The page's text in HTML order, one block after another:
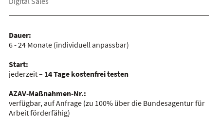
Dauer:
6 - 24 Monate(individuell anpassbar)
Start:
jederzeit – 14 Tage kostenfrei testen
AZAV-Maßnahmen-Nr.:
verfügbar, auf Anfrage(zu 100% über die Bundesagentur für
Arbeit förderfähig)